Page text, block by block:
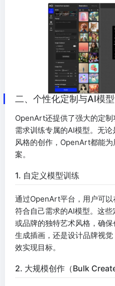
二、个性化定制与AI模
OpenArt还提供了强大的定
需求训练专属的AI模型。无
风格的创作，OpenArt都能
案。
1. 自定义模型训练
通过OpenArt平台，用户可
符合自己需求的AI模型。这
或品牌的独特艺术风格，确
生成插画，还是设计品牌视
效实现目标。
2. 大规模创作（Bulk Create